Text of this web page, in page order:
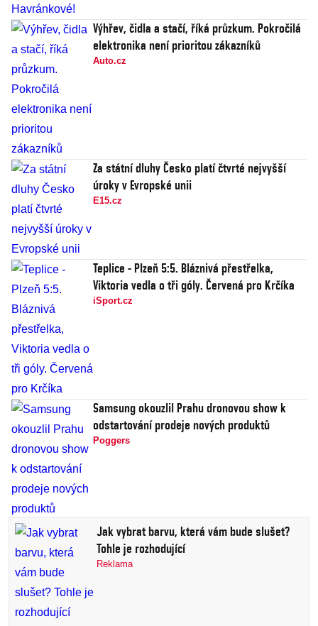
Výhřev, čidla a stačí, říká průzkum. Pokročilá
elektronika není prioritou zákazníků
Auto.cz
Za státní dluhy Česko platí čtvrté nejvyšší
úroky v Evropské unii
E15.cz
Teplice - Plzeň 5:5. Bláznivá přestřelka,
Viktoria vedla o tři góly. Červená pro Krčíka
iSport.cz
Samsung okouzlil Prahu dronovou show k
odstartování prodeje nových produktů
Poggers
Jak vybrat barvu, která vám bude slušet?
Tohle je rozhodující
Reklama